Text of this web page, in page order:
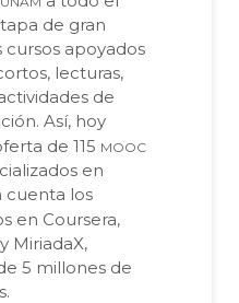
de gran
apoyados
lecturas,
de
Así, hoy
de 115 mooc
en
cuenta los
en Coursera,
MiriadaX,
5 millones de